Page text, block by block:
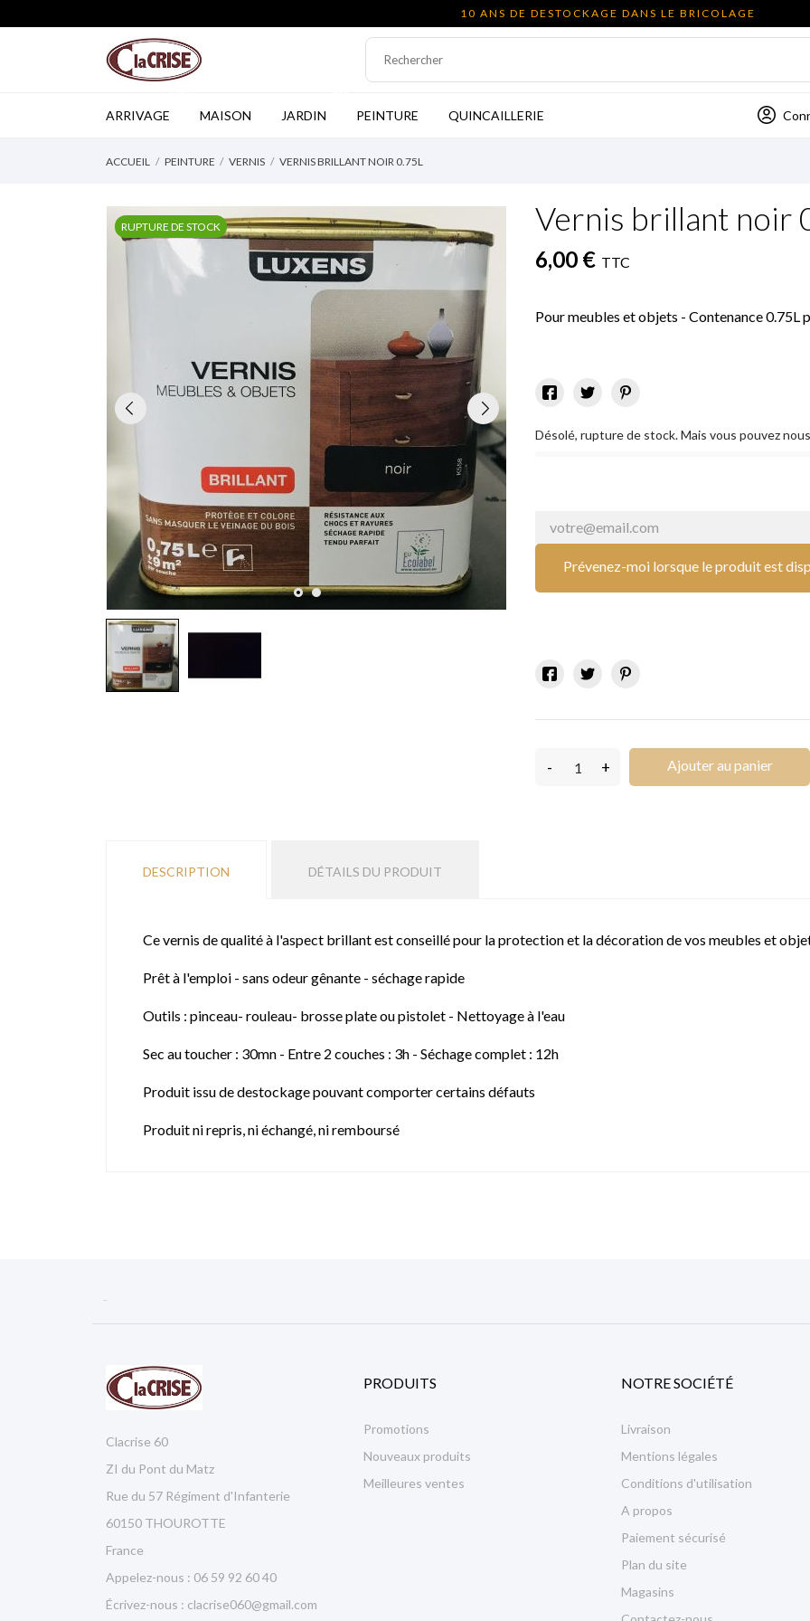
10 ANS DE DESTOCKAGE DANS LE BRICOLAGE
ARRIVAGE MAISON JARDIN PEINTURE QUINCAILLERIE
ACCUEIL PEINTURE VERNIS VERNIS BRILLANT NOIR 0.75L
RUPTURE DE STOCK Vernis brillant noir
6,00 € TTC
Pour meubles et objets - Contenance 0.75L
Désolé, rupture de stock. Mais vous pouvez
Prévenez-moi lorsque le produit est
- + Ajouter au panier
DESCRIPTION DÉTAILS DU PRODUIT
Ce vernis de qualité à l'aspect brillant est conseillé pour la protection et la décoration de vos meubles et
Prêt à l'emploi - sans odeur gênante - séchage rapide
Outils : pinceau- rouleau- brosse plate ou pistolet - Nettoyage à l'eau
Sec au toucher : 30mn - Entre 2 couches : 3h - Séchage complet : 12h
Produit issu de destockage pouvant comporter certains défauts
Produit ni repris, ni échangé, ni remboursé

Clacrise 60
ZI du Pont du Matz
Rue du 57 Régiment d'Infanterie
60150 THOUROTTE
France
Appelez-nous : 06 59 92 60 40
Écrivez-nous : clacrise060@gmail.com
PRODUITS
Promotions
Nouveaux produits
Meilleures ventes
NOTRE SOCIÉTÉ
Livraison
Mentions légales
Conditions d'utilisation
A propos
Paiement sécurisé
Plan du site
Magasins